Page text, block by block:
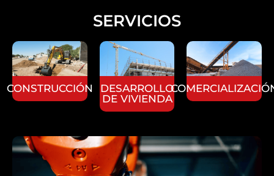
SERVICIOS
CONSTRUCCIÓN
DESARROLLO
DE VIVIENDA